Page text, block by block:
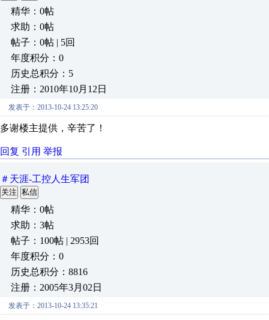
精华：0帖
求助：0帖
帖子：0帖 | 5回
年度积分：0
历史总积分：5
注册：2010年10月12日
发表于：2013-10-24 13:25:20
多谢楼主提供，辛苦了！
回复 引用 举报
＃天涯-工控人生军团
关注 私信
精华：0帖
求助：3帖
帖子：100帖 | 2953回
年度积分：0
历史总积分：8816
注册：2005年3月02日
发表于：2013-10-24 13:35:21